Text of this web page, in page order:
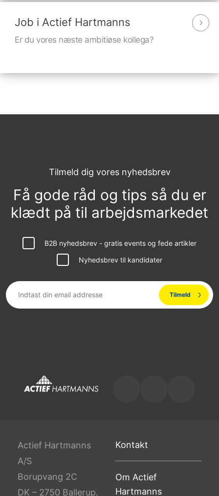
Job i Actief Hartmanns
Er du vores næste ambitiøse kollega?
Tilmeld dig vores nyhedsbrev
Få gode råd og tips så du er
klædt på til arbejdsmarkedet
B2B nyhedsbrev - gratis events og fede artikler
Nyhedsbrev til kandidater
Actief Hartmanns
A/S
Borupvang 2C
DK – 2750 Ballerup.
Kontakt
Om Actief
Hartmanns